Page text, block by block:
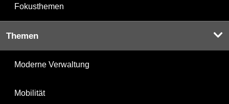
Fokusthemen
Themen
Moderne Verwaltung
Mobilität